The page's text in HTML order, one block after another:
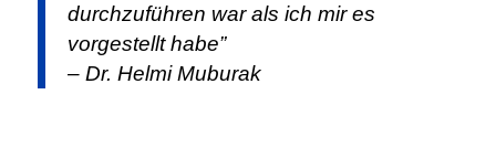
durchzuführen war als ich mir es
vorgestellt habe”
– Dr. Helmi Muburak